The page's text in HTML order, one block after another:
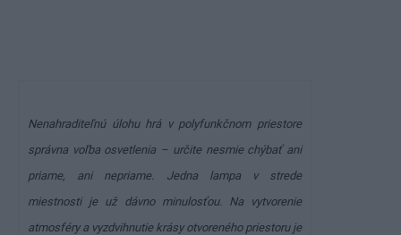
Nenahraditeľnú úlohu hrá v polyfunkčnom priestore
správna voľba osvetlenia – určite nesmie chýbať ani
priame, ani nepriame. Jedna lampa v strede
miestnosti je už dávno minulosťou. Na vytvorenie
atmosféry a vyzdvihnutie krásy otvoreného priestoru je